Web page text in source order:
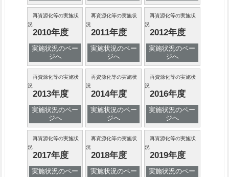
再資源化等の実施状
況
2010年度
実施状況のペー
ジへ
再資源化等の実施状
況
2011年度
実施状況のペー
ジへ
再資源化等の実施状
況
2012年度
実施状況のペー
ジへ
再資源化等の実施状
況
2013年度
実施状況のペー
ジへ
再資源化等の実施状
況
2014年度
実施状況のペー
ジへ
再資源化等の実施状
況
2016年度
実施状況のペー
ジへ
再資源化等の実施状
況
2017年度
実施状況のペー
再資源化等の実施状
況
2018年度
実施状況のペー
再資源化等の実施状
況
2019年度
実施状況のペー